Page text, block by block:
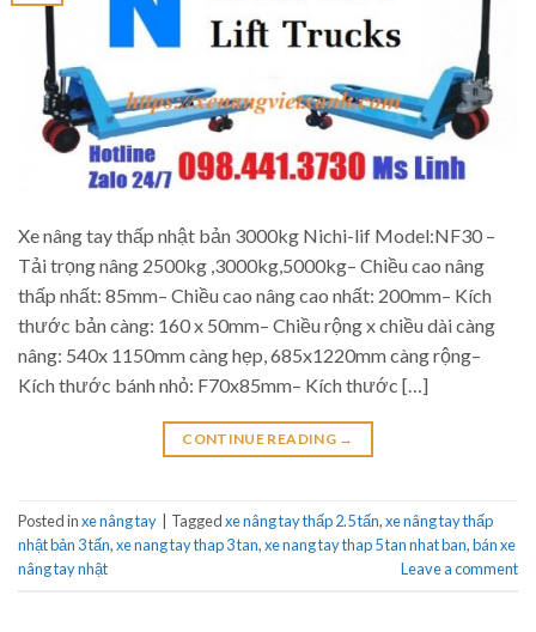
Xe nâng tay thấp nhật bản 3000kg Nichi-lif Model:NF30 –
Tải trọng nâng 2500kg ,3000kg,5000kg– Chiều cao nâng
thấp nhất: 85mm– Chiều cao nâng cao nhất: 200mm– Kích
thước bản càng: 160 x 50mm– Chiều rộng x chiều dài càng
nâng: 540x 1150mm càng hẹp, 685x1220mm càng rộng–
Kích thước bánh nhỏ: F70x85mm– Kích thước […]
CONTINUE READING →
Posted inxe nâng tay Taggedxe nâng tay thấp 2.5 tấn,xe nâng tay thấp
nhật bản 3 tấn,xe nang tay thap 3 tan,xe nang tay thap 5 tan nhat ban,bán xe
nâng tay nhật
Leave a comment